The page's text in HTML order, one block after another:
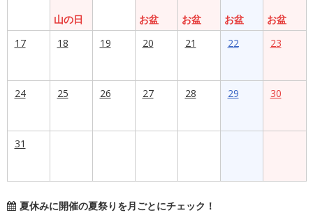
山の日
お盆
お盆
お盆
お盆
17
18 19 20 21 22 23
24 25 26 27 28 29 30
31
夏休みに開催の夏祭りを月ごとにチェック！